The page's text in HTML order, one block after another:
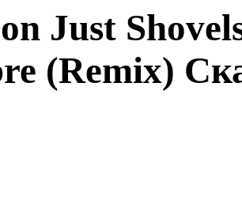
Just
(Remix)